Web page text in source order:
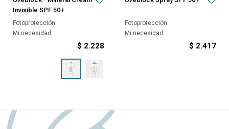
Invisible SPF 50+
Fotoprotección
Mi necesidad
$ 2.228
Fotoprotección
Mi necesidad
$ 2.417